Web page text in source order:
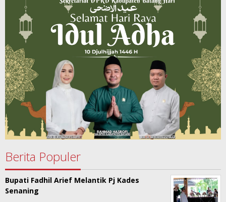
Berita Populer
Bupati Fadhil Arief Melantik Pj Kades
Senaning